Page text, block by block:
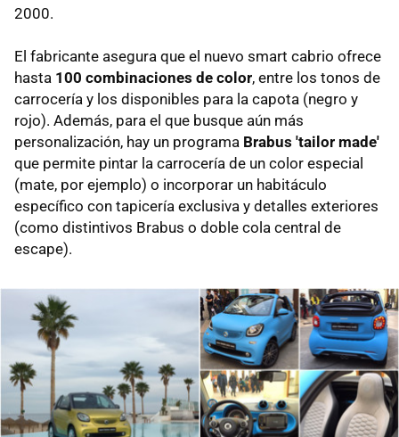
2000.
El fabricante asegura que el nuevo smart cabrio ofrece
hasta 100 combinaciones de color, entre los tonos de
carrocería y los disponibles para la capota (negro y
rojo). Además, para el que busque aún más
personalización, hay un programa Brabus 'tailor made'
que permite pintar la carrocería de un color especial
(mate, por ejemplo) o incorporar un habitáculo
específico con tapicería exclusiva y detalles exteriores
(como distintivos Brabus o doble cola central de
escape).